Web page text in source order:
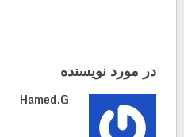
در مورد نویسنده
Hamed.g